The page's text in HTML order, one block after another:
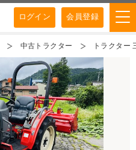
ログイン 会員登録
中古トラクター トラクター